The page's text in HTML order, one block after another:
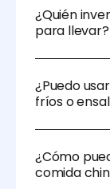
su
kraft
¿Quién
para llevar?
china para
Frederick
¿Puedo
fríos o
resistente a
no tóxica,
como fríos.
¿Cómo
comida